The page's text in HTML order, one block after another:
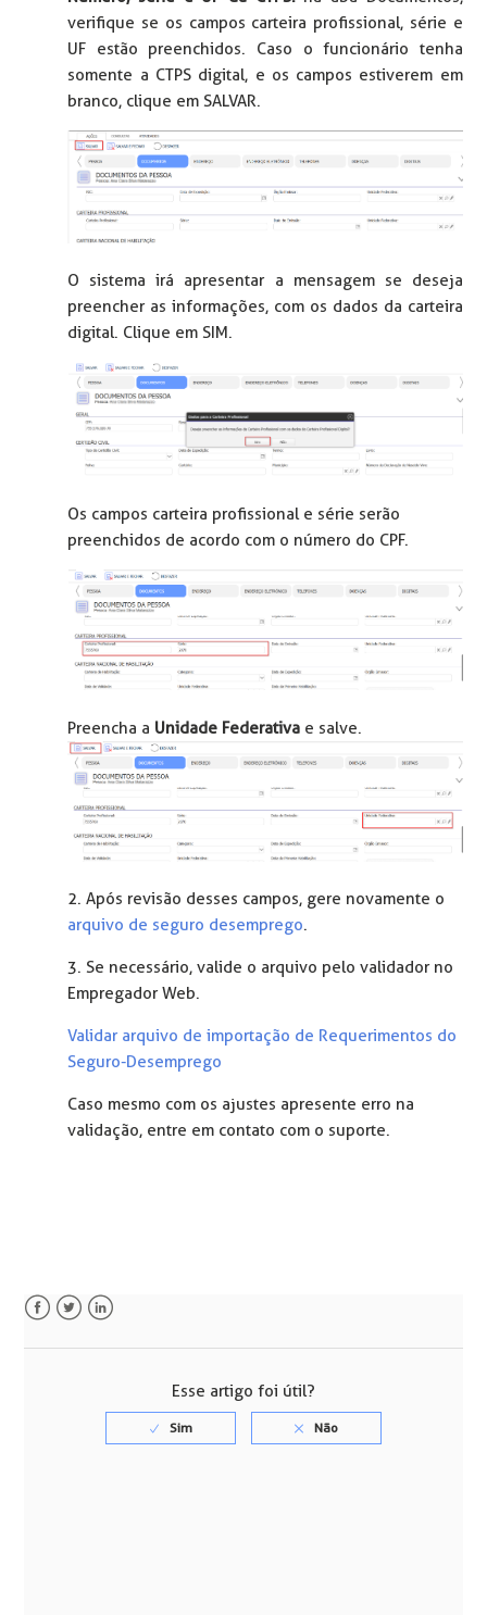
verifique se os campos carteira profissional, série e
UF estão preenchidos. Caso o funcionário tenha
somente a CTPS digital, e os campos estiverem em
branco, clique em SALVAR.
O sistema irá apresentar a mensagem se deseja
preencher as informações, com os dados da carteira
digital. Clique em SIM.
Os campos carteira profissional e série serão
preenchidos de acordo com o número do CPF.
Preencha a Unidade Federativa e salve.
2. Após revisão desses campos, gere novamente o
arquivo de seguro desemprego.
3. Se necessário, valide o arquivo pelo validador no
Empregador Web.
Validar arquivo de importação de Requerimentos do
Seguro-Desemprego
Caso mesmo com os ajustes apresente erro na
validação, entre em contato com o suporte.
Esse artigo foi útil?